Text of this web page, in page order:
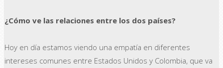
¿Cómo ve las relaciones entre los dos países?
Hoy en día estamos viendo una empatía en diferentes
intereses comunes entre Estados Unidos y Colombia, que va